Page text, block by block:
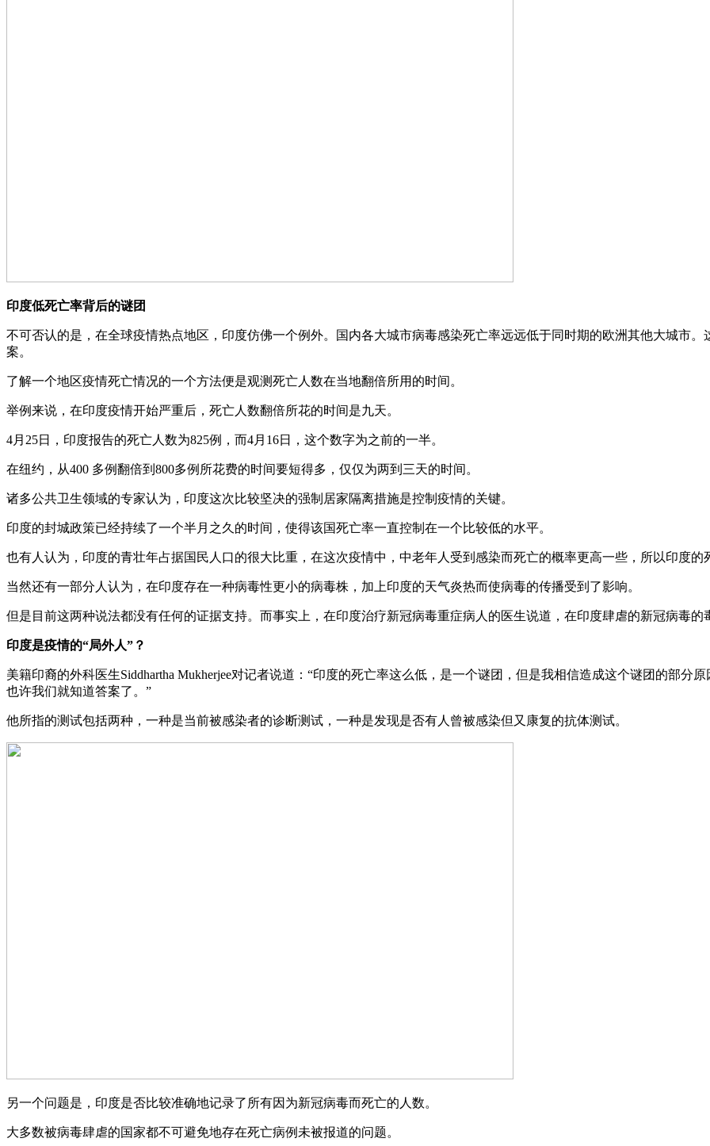
印度低死亡率背后的谜团
不可否认的是，在全球疫情热点地区，印度仿佛一个例外。国内各大城市病毒感染死亡率远远低于同时期的欧洲其他大城市
案。
了解一个地区疫情死亡情况的一个方法便是观测死亡人数在当地翻倍所用的时间。
举例来说，在印度疫情开始严重后，死亡人数翻倍所花的时间是九天。
4月25日，印度报告的死亡人数为825例，而4月16日，这个数字为之前的一半。
在纽约，从400 多例翻倍到800多例所花费的时间要短得多，仅仅为两到三天的时间。
诸多公共卫生领域的专家认为，印度这次比较坚决的强制居家隔离措施是控制疫情的关键。
印度的封城政策已经持续了一个半月之久的时间，使得该国死亡率一直控制在一个比较低的水平。
也有人认为，印度的青壮年占据国民人口的很大比重，在这次疫情中，中老年人受到感染而死亡的概率更高一些，所以印度
当然还有一部分人认为，在印度存在一种病毒性更小的病毒株，加上印度的天气炎热而使病毒的传播受到了影响。
但是目前这两种说法都没有任何的证据支持。而事实上，在印度治疗新冠病毒重症病人的医生说道，在印度肆虐的新冠病毒
印度是疫情的“局外人”？
美籍印裔的外科医生Siddhartha Mukherjee对记者说道：“印度的死亡率这么低，是一个谜团，但是我相信造成这个谜团的部分
也许我们就知道答案了。”
他所指的测试包括两种，一种是当前被感染者的诊断测试，一种是发现是否有人曾被感染但又康复的抗体测试。
另一个问题是，印度是否比较准确地记录了所有因为新冠病毒而死亡的人数。
大多数被病毒肆虐的国家都不可避免地存在死亡病例未被报道的问题。